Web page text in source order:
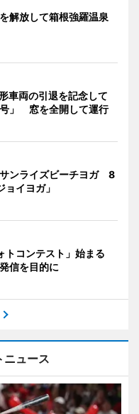
解放して箱根強羅温泉
車両の引退を記念して
号」 窓を全開して運行
ンライズビーチヨガ 8
イヨガ」
トコンテスト」始まる
信を目的に
ニュース